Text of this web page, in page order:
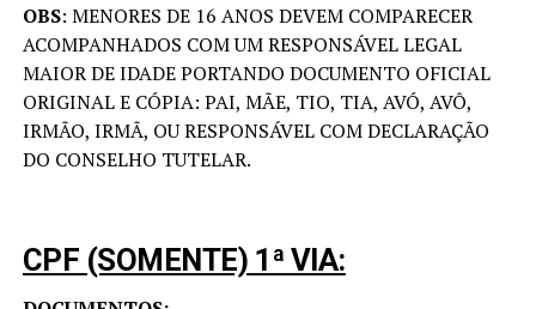
OBS: MENORES DE 16 ANOS DEVEM COMPARECER
ACOMPANHADOS COM UM RESPONSÁVEL LEGAL
MAIOR DE IDADE PORTANDO DOCUMENTO OFICIAL
ORIGINAL E CÓPIA: PAI, MÃE, TIO, TIA, AVÓ, AVÔ,
IRMÃO, IRMÃ, OU RESPONSÁVEL COM DECLARAÇÃO
DO CONSELHO TUTELAR.
CPF (SOMENTE) 1ª VIA: